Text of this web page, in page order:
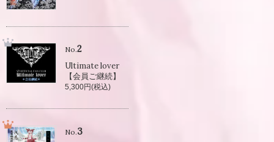
No.2
Ultimate lover
【会員ご継続】
5,300円(税込)
No.3